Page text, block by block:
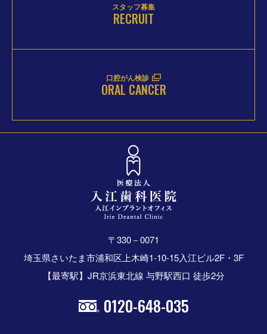
スタッフ募集
RECRUIT
口腔がん検診
ORAL CANCER
〒330－0071
埼玉県さいたま市浦和区上木崎1-10-15入江ビル2F・3F
【最寄駅】JR京浜東北線 与野駅西口 徒歩2分
0120-648-035